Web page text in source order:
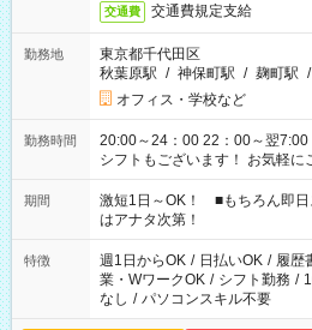
交通費 交通費規定支給
勤務地
東京都千代田区
秋葉原駅 / 神保町駅 / 麹町駅 /
オフィス・学校など
勤務時間
20:00～24：00 22：00～翌7:00 …
シフトもございます！ お気軽に
期間
激短1日～OK！ ■もちろん即
はアナタ次第！
特徴 週1日からOK / 日払いOK / 履歴
業・WワークOK / シフト勤務 /
なし / パソコンスキル不要